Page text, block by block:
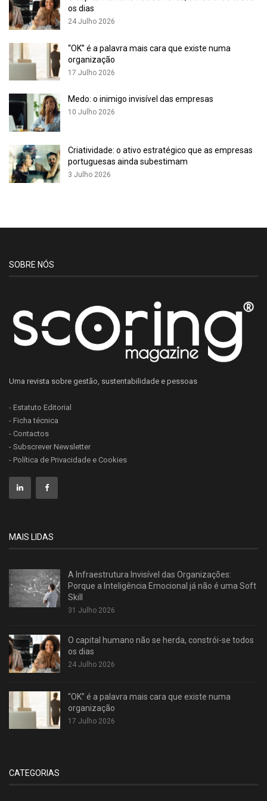
os dias
24 Julho 2026
“OK” é a palavra mais cara que existe numa
organização
17 Julho 2026
Medo: o inimigo invisível das empresas
10 Julho 2026
Criatividade: o ativo estratégico que as empresas
portuguesas ainda subestimam
3 Julho 2026
SOBRE NÓS
Uma revista sobre gestão, sustentabilidade e pessoas
- Estatuto Editorial
- Ficha técnica
- Contactos
- Subscrever Newsletter
- Política de Privacidade e Cookies
MAIS LIDAS
A Infraestrutura Invisível das Organizações:
Porque a Inteligência Emocional já não é uma Soft
Skill
31 Julho 2026
O capital humano não se herda, constrói-se todos
os dias
24 Julho 2026
“OK” é a palavra mais cara que existe numa
organização
17 Julho 2026
CATEGORIAS